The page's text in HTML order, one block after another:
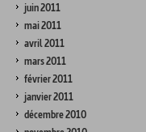
juin 2011
mai 2011
avril 2011
mars 2011
février 2011
janvier 2011
décembre 2010